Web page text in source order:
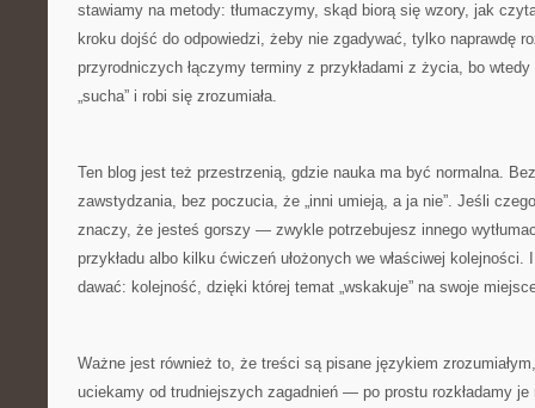
stawiamy na metody: tłumaczymy, skąd biorą się wzory, jak
kroku dojść do odpowiedzi, żeby nie zgadywać, tylko naprawdę
przyrodniczych łączymy terminy z przykładami z życia, bo
„sucha” i robi się zrozumiała.
Ten blog jest też przestrzenią, gdzie nauka ma być normalna.
zawstydzania, bez poczucia, że „inni umieją, a ja nie”. Jeśli
znaczy, że jesteś gorszy — zwykle potrzebujesz innego
przykładu albo kilku ćwiczeń ułożonych we właściwej kolejności.
dawać: kolejność, dzięki której temat „wskakuje” na swoje
Ważne jest również to, że treści są pisane językiem
uciekamy od trudniejszych zagadnień — po prostu rozkładamy